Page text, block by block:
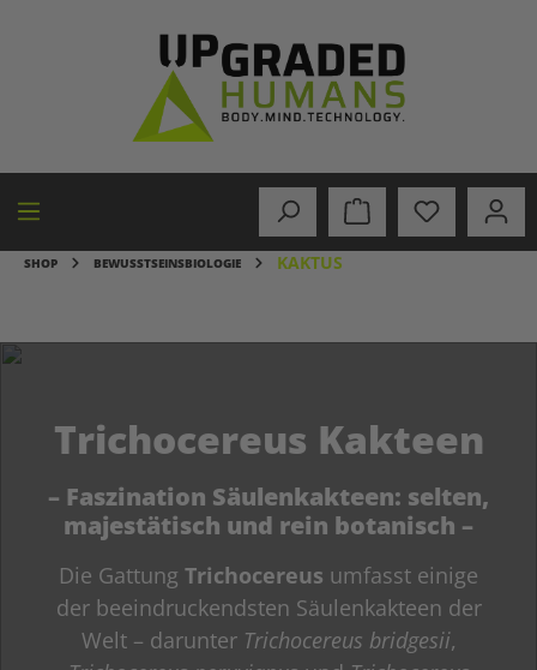
SHOP BEWUSSTSEINSBIOLOGIE KAKTUS
Trichocereus Kakteen
– Faszination Säulenkakteen: selten,
majestätisch und rein botanisch –
Die Gattung Trichocereus umfasst einige
der beeindruckendsten Säulenkakteen der
Welt – darunter Trichocereus bridgesii,